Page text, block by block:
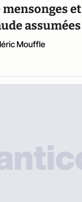
et
assumées
Mouffle